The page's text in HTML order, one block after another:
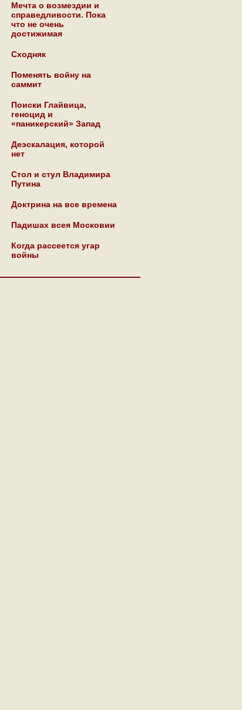
Мечта о возмездии и
справедливости. Пока
что не очень
достижимая
Сходняк
Поменять войну на
саммит
Поиски Глайвица,
геноцид и
«паникерский» Запад
Деэскалация, которой
нет
Стол и стул Владимира
Путина
Доктрина на все времена
Падишах всея Московии
Когда рассеется угар
войны